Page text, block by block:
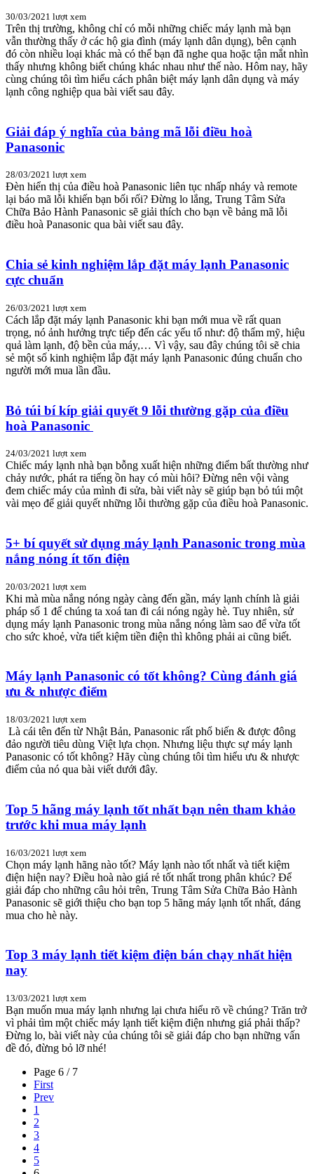
30/03/2021 lượt xem
Trên thị trường, không chỉ có mỗi những chiếc máy lạnh mà bạn
vẫn thường thấy ở các hộ gia đình (máy lạnh dân dụng), bên cạnh
đó còn nhiều loại khác mà có thể bạn đã nghe qua hoặc tận mắt nhìn
thấy nhưng không biết chúng khác nhau như thế nào. Hôm nay, hãy
cùng chúng tôi tìm hiểu cách phân biệt máy lạnh dân dụng và máy
lạnh công nghiệp qua bài viết sau đây.
Giải đáp ý nghĩa của bảng mã lỗi điều hoà
Panasonic
28/03/2021 lượt xem
Đèn hiển thị của điều hoà Panasonic liên tục nhấp nháy và remote
lại báo mã lỗi khiến bạn bối rối? Đừng lo lắng, Trung Tâm Sửa
Chữa Bảo Hành Panasonic sẽ giải thích cho bạn về bảng mã lỗi
điều hoà Panasonic qua bài viết sau đây.
Chia sẻ kinh nghiệm lắp đặt máy lạnh Panasonic
cực chuẩn
26/03/2021 lượt xem
Cách lắp đặt máy lạnh Panasonic khi bạn mới mua về rất quan
trọng, nó ảnh hưởng trực tiếp đến các yếu tố như: độ thẩm mỹ, hiệu
quả làm lạnh, độ bền của máy,… Vì vậy, sau đây chúng tôi sẽ chia
sẻ một số kinh nghiệm lắp đặt máy lạnh Panasonic đúng chuẩn cho
người mới mua lần đầu.
Bỏ túi bí kíp giải quyết 9 lỗi thường gặp của điều
hoà Panasonic
24/03/2021 lượt xem
Chiếc máy lạnh nhà bạn bỗng xuất hiện những điểm bất thường như
chảy nước, phát ra tiếng ồn hay có mùi hôi? Đừng nên vội vàng
đem chiếc máy của mình đi sửa, bài viết này sẽ giúp bạn bỏ túi một
vài mẹo để giải quyết những lỗi thường gặp của điều hoà Panasonic.
5+ bí quyết sử dụng máy lạnh Panasonic trong mùa
nắng nóng ít tốn điện
20/03/2021 lượt xem
Khi mà mùa nắng nóng ngày càng đến gần, máy lạnh chính là giải
pháp số 1 để chúng ta xoá tan đi cái nóng ngày hè. Tuy nhiên, sử
dụng máy lạnh Panasonic trong mùa nắng nóng làm sao để vừa tốt
cho sức khoẻ, vừa tiết kiệm tiền điện thì không phải ai cũng biết.
Máy lạnh Panasonic có tốt không? Cùng đánh giá
ưu & nhược điểm
18/03/2021 lượt xem
Là cái tên đến từ Nhật Bản, Panasonic rất phổ biến & được đông
đảo người tiêu dùng Việt lựa chọn. Nhưng liệu thực sự máy lạnh
Panasonic có tốt không? Hãy cùng chúng tôi tìm hiểu ưu & nhược
điểm của nó qua bài viết dưới đây.
Top 5 hãng máy lạnh tốt nhất bạn nên tham khảo
trước khi mua máy lạnh
16/03/2021 lượt xem
Chọn máy lạnh hãng nào tốt? Máy lạnh nào tốt nhất và tiết kiệm
điện hiện nay? Điều hoà nào giá rẻ tốt nhất trong phân khúc? Để
giải đáp cho những câu hỏi trên, Trung Tâm Sửa Chữa Bảo Hành
Panasonic sẽ giới thiệu cho bạn top 5 hãng máy lạnh tốt nhất, đáng
mua cho hè này.
Top 3 máy lạnh tiết kiệm điện bán chạy nhất hiện
nay
13/03/2021 lượt xem
Bạn muốn mua máy lạnh nhưng lại chưa hiểu rõ về chúng? Trăn trở
vì phải tìm một chiếc máy lạnh tiết kiệm điện nhưng giá phải thấp?
Đừng lo, bài viết này của chúng tôi sẽ giải đáp cho bạn những vấn
đề đó, đừng bỏ lỡ nhé!
Page 6 / 7
First
Prev
1
2
3
4
5